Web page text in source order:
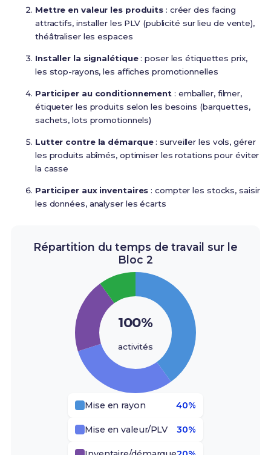
Mettre en valeur les produits : créer des facing
attractifs, installer les PLV (publicité sur lieu de vente),
théâtraliser les espaces
Installer la signalétique: poser les étiquettes prix,
les stop-rayons, les affiches promotionnelles
Participer au conditionnement : emballer, filmer,
étiqueter les produits selon les besoins (barquettes,
sachets, lots promotionnels)
Lutter contre la démarque: surveiller les vols, gérer
les produits abîmés, optimiser les rotations pour éviter
la casse
Participer aux inventaires : compter les stocks, saisir
les données, analyser les écarts
Répartition du temps de travail sur le
Bloc 2
100%
activités
Mise en rayon 40%
Mise en valeur/PLV 30%